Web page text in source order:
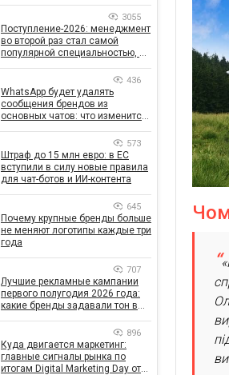
3055
Поступление-2026: менеджмент
во второй раз стал самой
популярной специальностью, а
рекордным за последние 5 лет
436
WhatsApp будет удалять
сообщения брендов из
основных чатов: что изменится
573
Штраф до 15 млн евро: в ЕС
вступили в силу новые правила
для чат-ботов и ИИ-контента
645
Почему крупные бренды больше
не меняют логотипы каждые три
года
707
Лучшие рекламные кампании
первого полугодия 2026 года:
какие бренды задавали тон в
896
Куда двигается маркетинг:
главные сигналы рынка по
итогам Digital Marketing Day от